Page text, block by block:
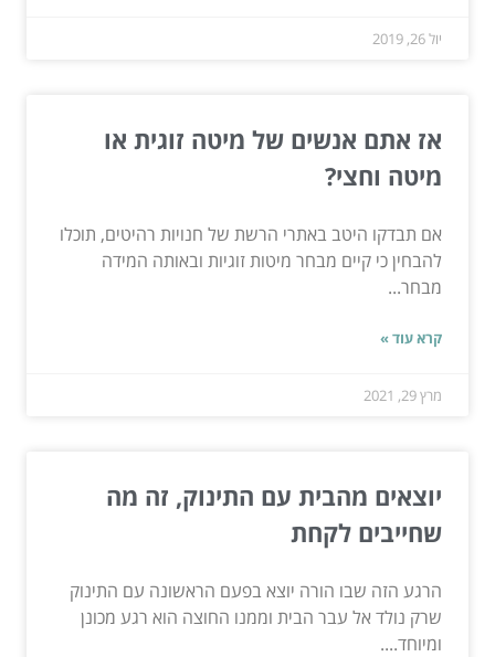
יול 26, 2019
אז אתם אנשים של מיטה זוגית או
מיטה וחצי?
אם תבדקו היטב באתרי הרשת של חנויות רהיטים, תוכלו
להבחין כי קיים מבחר מיטות זוגיות ובאותה המידה
מבחר...
קרא עוד »
מרץ 29, 2021
יוצאים מהבית עם התינוק, זה מה
שחייבים לקחת
הרגע הזה שבו הורה יוצא בפעם הראשונה עם התינוק
שרק נולד אל עבר הבית וממנו החוצה הוא רגע מכונן
ומיוחד....